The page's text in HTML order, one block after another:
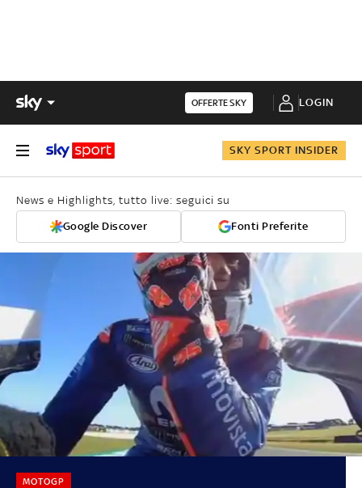
OFFERTE SKY LOGIN
SKY SPORT INSIDER
News e Highlights, tutto live: seguici su
Google Discover Fonti Preferite
MOTOGP